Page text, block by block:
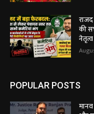
की
POPULAR POSTS